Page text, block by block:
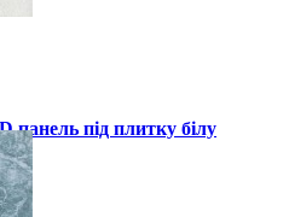
панель під плитку білу